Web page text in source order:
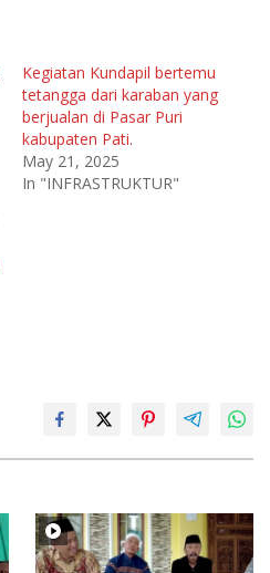
Kegiatan Kundapil bertemu
tetangga dari karaban yang
berjualan di Pasar Puri
kabupaten Pati.
May 21, 2025
In "INFRASTRUKTUR"